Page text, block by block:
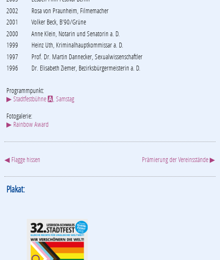
2002
Rosa von Praunheim, Filmemacher
2001
Volker Beck, B'90/Grüne
2000
Anne Klein, Notarin und Senatorin a. D.
1999
Heinz Uth, Kriminalhauptkommissar a. D.
1997
Prof. Dr. Martin Dannecker, Sexualwissenschaftler
1996
Dr. Elisabeth Ziemer, Bezirksbürgermeisterin a. D.
Programmpunkt:
▶ StadtfestbühneA, Samstag
Fotogalerie:
▶ Rainbow Award
◀ Flagge hissen Prämierung der Vereinsstände ▶
Plakat: